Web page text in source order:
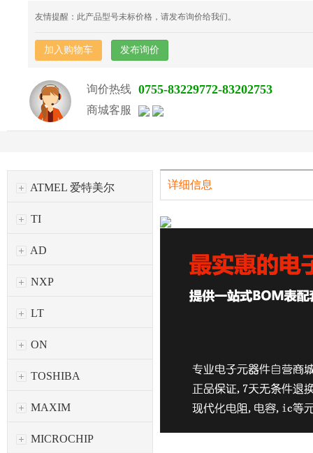
友情提醒：此产品型号未标价格，请发布询价给我们。
加入购物车 发布询价
询价热线 0755-83229772-83202753
商城客服
ATMEL 爱特美尔
TI
AD
NXP
LT
ON
TOSHIBA
MAXIM
MICROCHIP
详细信息